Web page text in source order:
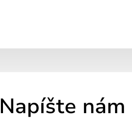
Napíšte nám